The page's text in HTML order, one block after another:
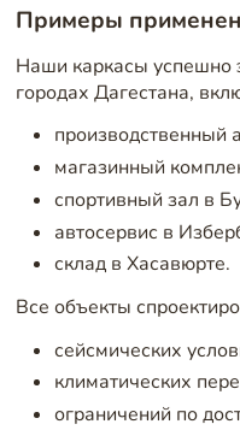
Примеры
Наши каркасы успешно
городах Дагестана,
производственный
магазинный
спортивный зал в
автосервис в
склад в Хасавюрте.
Все объекты
сейсмических
климатических
ограничений по